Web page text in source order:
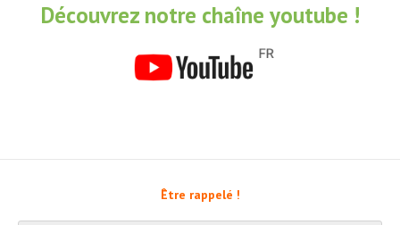
Découvrez notre chaîne youtube !
Être rappelé !